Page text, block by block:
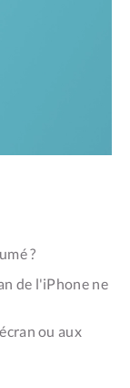
?
de l'iPhone ne
ou aux